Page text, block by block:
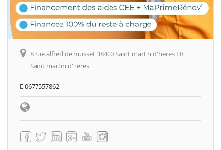
8 rue alfred de musset 38400 Saint martin d'heres FR
Saint martin d'heres
0677557862